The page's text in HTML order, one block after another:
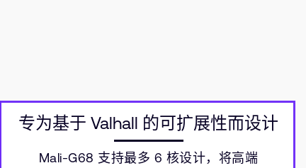
专为基于 Valhall 的可扩展性而设计
Mali-G68 支持最多 6 核设计，将高端